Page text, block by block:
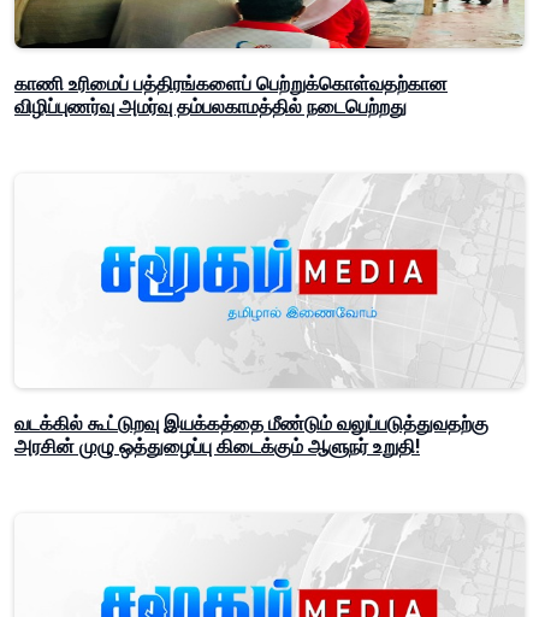
காணி உரிமைப் பத்திரங்களைப் பெற்றுக்கொள்வதற்கான
விழிப்புணர்வு அமர்வு தம்பலகாமத்தில் நடைபெற்றது
வடக்கில் கூட்டுறவு இயக்கத்தை மீண்டும் வலுப்படுத்துவதற்கு
அரசின் முழு ஒத்துழைப்பு கிடைக்கும் ஆளுநர் உறுதி!